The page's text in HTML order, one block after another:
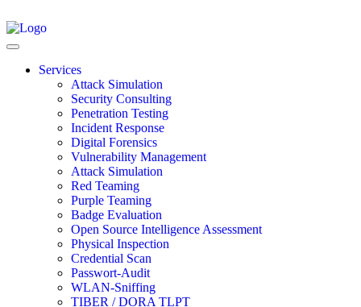
Services
Attack Simulation
Security Consulting
Penetration Testing
Incident Response
Digital Forensics
Vulnerability Management
Attack Simulation
Red Teaming
Purple Teaming
Badge Evaluation
Open Source Intelligence Assessment
Physical Inspection
Credential Scan
Passwort-Audit
WLAN-Sniffing
TIBER / DORA TLPT